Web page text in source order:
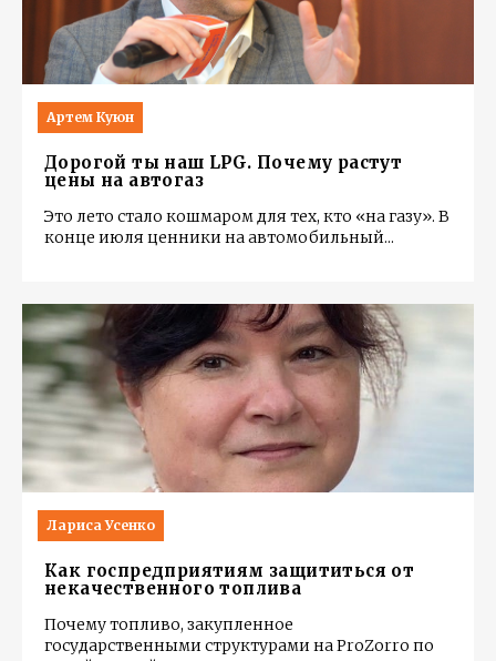
Артем Куюн
Дорогой ты наш LPG. Почему растут
цены на автогаз
Это лето стало кошмаром для тех, кто «на газу». В
конце июля ценники на автомобильный...
Лариса Усенко
Как госпредприятиям защититься от
некачественного топлива
Почему топливо, закупленное
государственными структурами на ProZorro по